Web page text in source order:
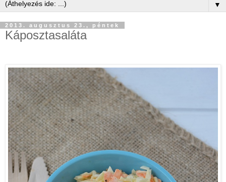
▼
2013. augusztus 23., péntek
Káposztasaláta